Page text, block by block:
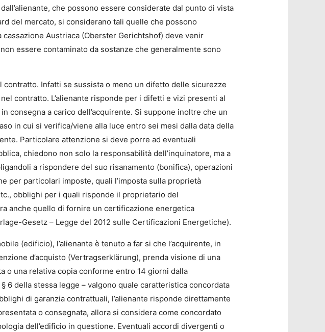
che possono essere considerate dal punto di vista
del mercato, si considerano tali quelle che possono
Austriaca (Oberster Gerichtshof) deve venir
essere contaminato da sostanze che generalmente sono
contratto. Infatti se sussista o meno un difetto delle sicurezze
contratto. L’alienante risponde per i difetti e vizi presenti al
consegna a carico dell’acquirente. Si suppone inoltre che un
in cui si verifica/viene alla luce entro sei mesi dalla data della
Particolare attenzione si deve porre ad eventuali
chiedono non solo la responsabilità dell’inquinatore, ma a
a rispondere del suo risanamento (bonifica), operazioni
per particolari imposte, quali l’imposta sulla proprietà
obblighi per i quali risponde il proprietario del
anche quello di fornire un certificazione energetica
Gesetz – Legge del 2012 sulle Certificazioni Energetiche).
(edificio), l’alienante è tenuto a far si che l’acquirente, in
d’acquisto (Vertragserklärung), prenda visione di una
o una relativa copia conforme entro 14 giorni dalla
della stessa legge – valgono quale caratteristica concordata
di garanzia contrattuali, l’alienante risponde direttamente
o consegnata, allora si considera come concordato
dell’edificio in questione. Eventuali accordi divergenti o